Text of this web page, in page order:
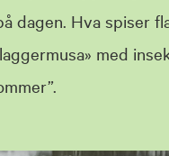
dagen. Hva spiser
med